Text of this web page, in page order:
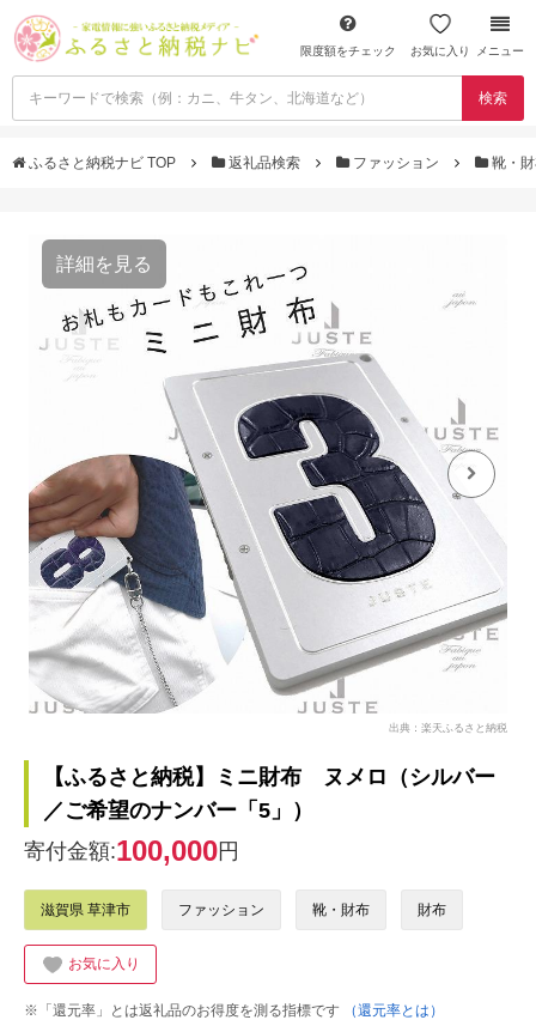
限度額をチェック お気に入り メニュー
検索
ふるさと納税ナビ TOP 返礼品検索 ファッション 靴・
詳細を見る
出典：楽天ふるさと納税
【ふるさと納税】ミニ財布 ヌメロ（シルバー
／ご希望のナンバー「5」）
寄付金額:100,000円
滋賀県 草津市 ファッション 靴・財布 財布
お気に入り
※「還元率」とは返礼品のお得度を測る指標です
（還元率とは）